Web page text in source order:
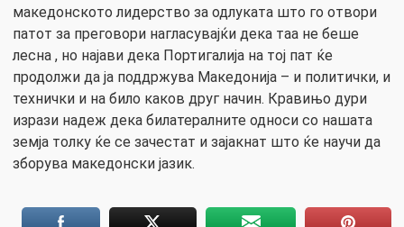
македонското лидерство за одлуката што го отвори
патот за преговори нагласувајќи дека таа не беше
лесна , но најави дека Портигалија на тој пат ќе
продолжи да ја поддржува Македонија – и политички, и
технички и на било каков друг начин. Кравињо дури
изрази надеж дека билатералните односи со нашата
земја толку ќе се зачестат и зајакнат што ќе научи да
зборува македонски јазик.